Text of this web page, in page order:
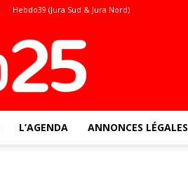
Hebdo39 (Jura Sud & Jura Nord)
L’AGENDA ANNONCES LÉGALES